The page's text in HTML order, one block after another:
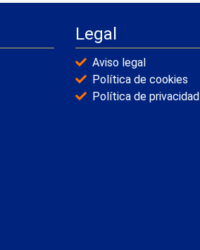
Legal
Aviso legal
Política de cookies
Política de privacidad